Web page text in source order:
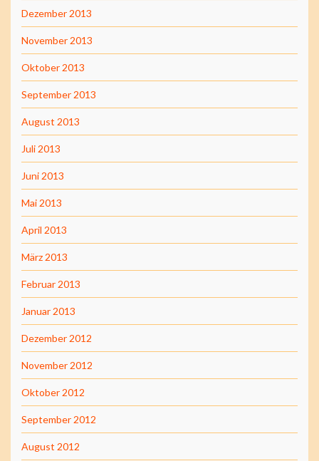
Dezember 2013
November 2013
Oktober 2013
September 2013
August 2013
Juli 2013
Juni 2013
Mai 2013
April 2013
März 2013
Februar 2013
Januar 2013
Dezember 2012
November 2012
Oktober 2012
September 2012
August 2012